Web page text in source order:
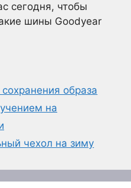
сегодня, чтобы
шины Goodyear
образа
на
чехол на зиму